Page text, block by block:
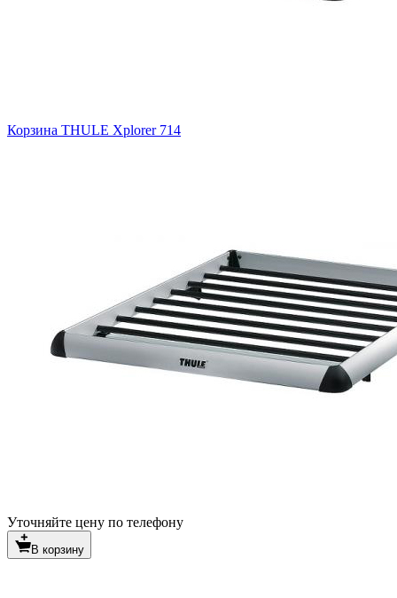
Корзина THULE Xplorer 714
Уточняйте цену по телефону
В корзину